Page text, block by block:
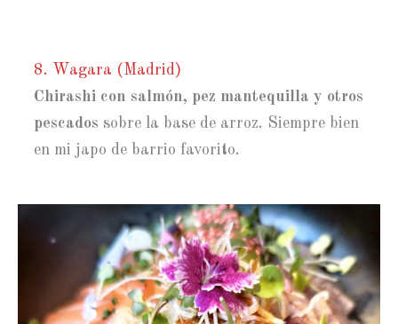
8. Wagara (Madrid)
Chirashi con salmón, pez mantequilla y otros
pescados sobre la base de arroz. Siempre bien
en mi japo de barrio favorito.